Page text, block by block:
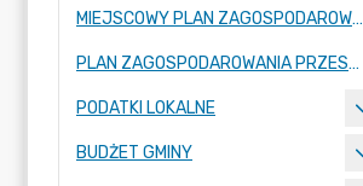
MIEJSCOWY PLAN ZAGOSPODAROWANIA PRZESTRZENNEGO
PLAN ZAGOSPODAROWANIA PRZESTRZENNEGO
PODATKI LOKALNE
BUDŻET GMINY